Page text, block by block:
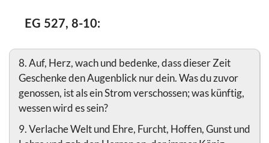
EG 527, 8-10:
8. Auf, Herz, wach und bedenke, dass dieser Zeit
Geschenke den Augenblick nur dein. Was du zuvor
genossen, ist als ein Strom verschossen; was künftig,
wessen wird es sein?
9. Verlache Welt und Ehre, Furcht, Hoffen, Gunst und